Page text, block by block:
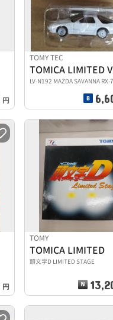
円
TOMY TEC
LV-N192 MAZDA SAVANNA
円
TOMY
TOMICA LIMITED
頭文字D LIMITED STAGE